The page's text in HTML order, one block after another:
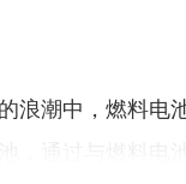
浪潮中，燃料电
，通过与燃料